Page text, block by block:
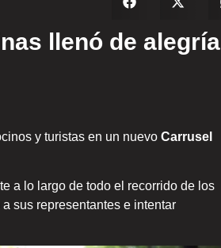
llenó de alegría
y turistas en un nuevo Carrusel
a lo largo de todo el recorrido de los
sus representantes e intentar